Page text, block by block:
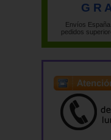
G R
Envíos
pedidos